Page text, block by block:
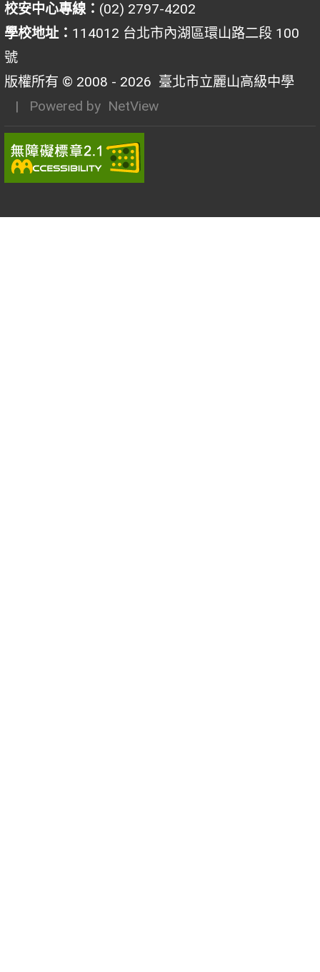
校安中心專線： (02) 2797-4202
學校地址： 114012 台北市內湖區環山路二段 100
號
版權所有 © 2008 - 2026 臺北市立麗山高級中學
| Powered by NetView